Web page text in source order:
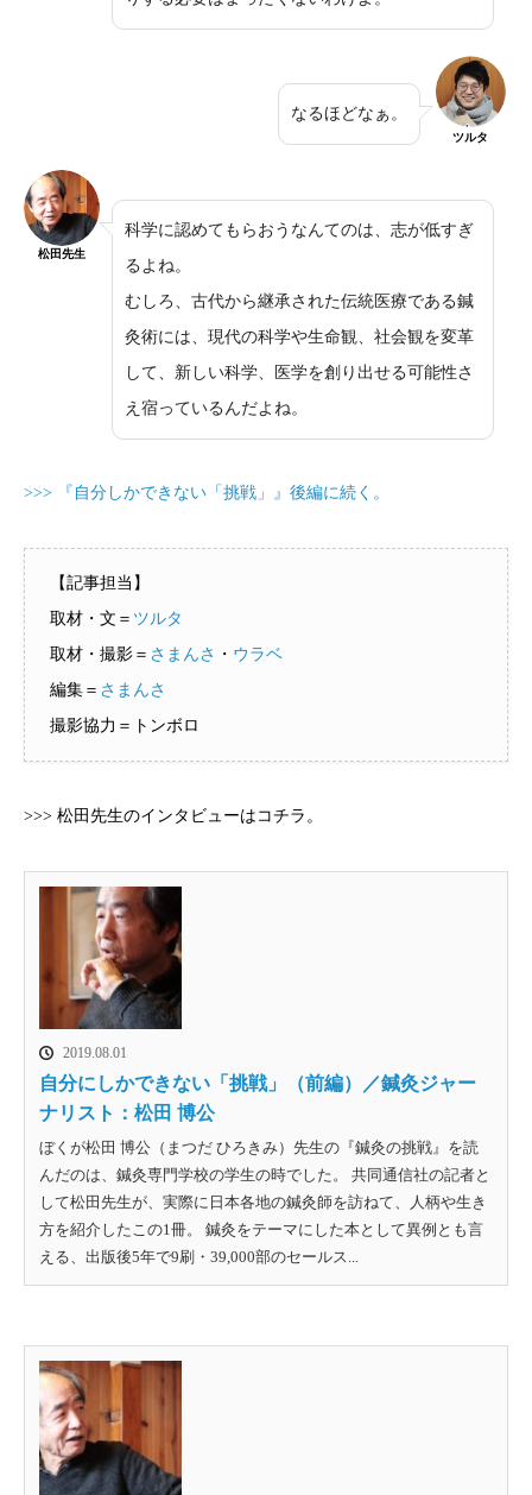
なるほどなぁ。
ツルタ
松田先生
科学に認めてもらおうなんてのは、志が低すぎ
るよね。
むしろ、古代から継承された伝統医療である鍼
灸術には、現代の科学や生命観、社会観を変革
して、新しい科学、医学を創り出せる可能性さ
え宿っているんだよね。
>>> 『自分しかできない「挑戦」』後編に続く。
【記事担当】
取材・文＝ ツルタ
取材・撮影＝ さまんさ ・ ウラベ
編集＝ さまんさ
撮影協力＝トンボロ
>>> 松田先生のインタビューはコチラ。
2019.08.01
自分にしかできない「挑戦」（前編）／鍼灸ジャー
ナリスト：松田 博公
ぼくが松田 博公（まつだ ひろきみ）先生の『鍼灸の挑戦』を読
んだのは、鍼灸専門学校の学生の時でした。 共同通信社の記者と
して松田先生が、実際に日本各地の鍼灸師を訪ねて、人柄や生き
方を紹介したこの1冊。 鍼灸をテーマにした本として異例とも言
える、出版後5年で9刷・39,000部のセールス...